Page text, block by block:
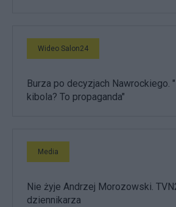
Wideo Salon24
Burza po decyzjach Nawrockiego.
kibola? To propaganda"
Media
Nie żyje Andrzej Morozowski.
dziennikarza